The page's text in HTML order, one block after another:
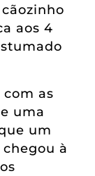
aos 4
com as
uma
um
à